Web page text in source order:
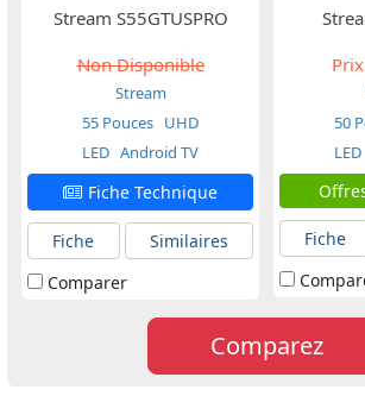
Stream S55GTUSPRO
Non Disponible
Stream
55 Pouces UHD
LED Android TV
Fiche Technique
Fiche
Similaires
Comparer
Prix
50
LED
Fiche
Comparez